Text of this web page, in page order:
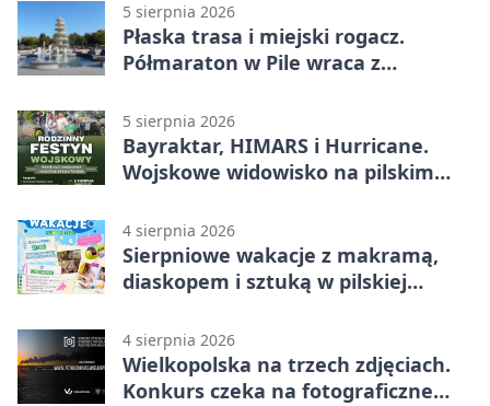
5 sierpnia 2026
Płaska trasa i miejski rogacz.
Półmaraton w Pile wraca z
5 sierpnia 2026
Bayraktar, HIMARS i Hurricane.
Wojskowe widowisko na pilskim
4 sierpnia 2026
Sierpniowe wakacje z makramą,
diaskopem i sztuką w pilskiej
4 sierpnia 2026
Wielkopolska na trzech zdjęciach.
Konkurs czeka na fotograficzne